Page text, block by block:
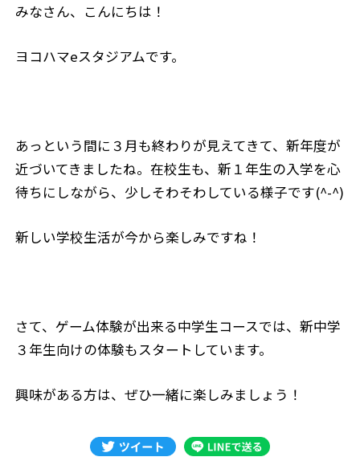
みなさん、こんにちは！
ヨコハマeスタジアムです。
あっという間に３月も終わりが見えてきて、新年度が
近づいてきましたね。在校生も、新１年生の入学を心
待ちにしながら、少しそわそわしている様子です(^-^)
新しい学校生活が今から楽しみですね！
さて、ゲーム体験が出来る中学生コースでは、新中学
３年生向けの体験もスタートしています。
興味がある方は、ぜひ一緒に楽しみましょう！